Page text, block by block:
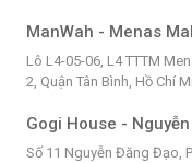
ManWah - Menas
Lô L4-05-06, L4 TTTM
2, Quận Tân Bình, Hồ Chí
Gogi House -
Số 11 Nguyễn Đăng Đạo,